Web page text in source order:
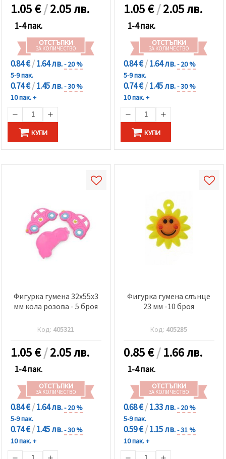
1.05€/2.05 лв.
1-4 пак.
ОТСТЪПКИ
ЗА КОЛИЧЕСТВО
0.84 €/1.64 лв.- 20 %
5-9 пак.
0.74 €/1.45 лв.- 30 %
10 пак. +
КУПИ
1.05€/2.05 лв.
1-4 пак.
ОТСТЪПКИ
ЗА КОЛИЧЕСТВО
0.84 €/1.64 лв.- 20 %
5-9 пак.
0.74 €/1.45 лв.- 30 %
10 пак. +
КУПИ
Фигурка гумена 32x55x3
мм кола розова - 5 броя
Код: 405321
1.05€/2.05 лв.
1-4 пак.
ОТСТЪПКИ
ЗА КОЛИЧЕСТВО
0.84 €/1.64 лв.- 20 %
5-9 пак.
0.74 €/1.45 лв.- 30 %
10 пак. +
Фигурка гумена слънце
23 мм -10 броя
Код: 405285
0.85€/1.66 лв.
1-4 пак.
ОТСТЪПКИ
ЗА КОЛИЧЕСТВО
0.68 €/1.33 лв.- 20 %
5-9 пак.
0.59 €/1.15 лв.- 31 %
10 пак. +